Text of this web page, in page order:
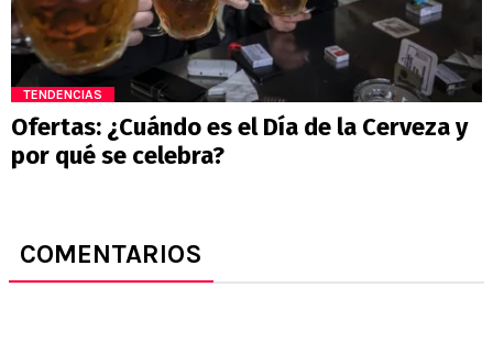
TENDENCIAS
Ofertas: ¿Cuándo es el Día de la Cerveza y
por qué se celebra?
COMENTARIOS